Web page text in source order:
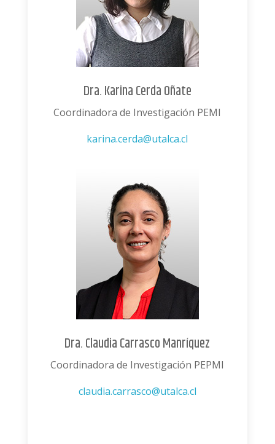
Dra. Karina Cerda Oñate
Coordinadora de Investigación PEMI
karina.cerda@utalca.cl
Dra. Claudia Carrasco Manríquez
Coordinadora de Investigación PEPMI
claudia.carrasco@utalca.cl